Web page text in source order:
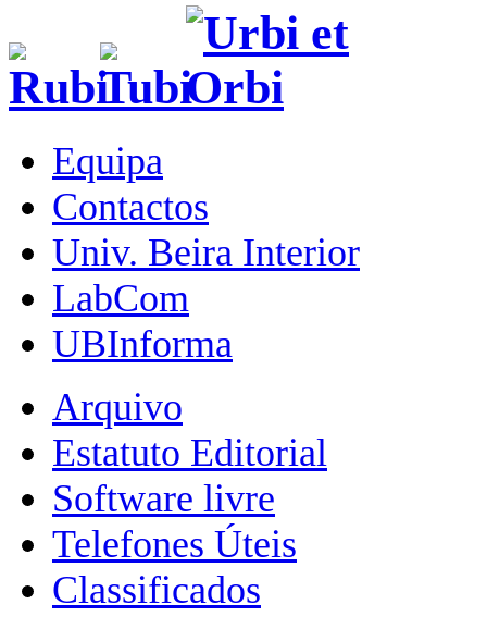
Equipa
Contactos
Univ. Beira Interior
LabCom
UBInforma
Arquivo
Estatuto Editorial
Software livre
Telefones Úteis
Classificados